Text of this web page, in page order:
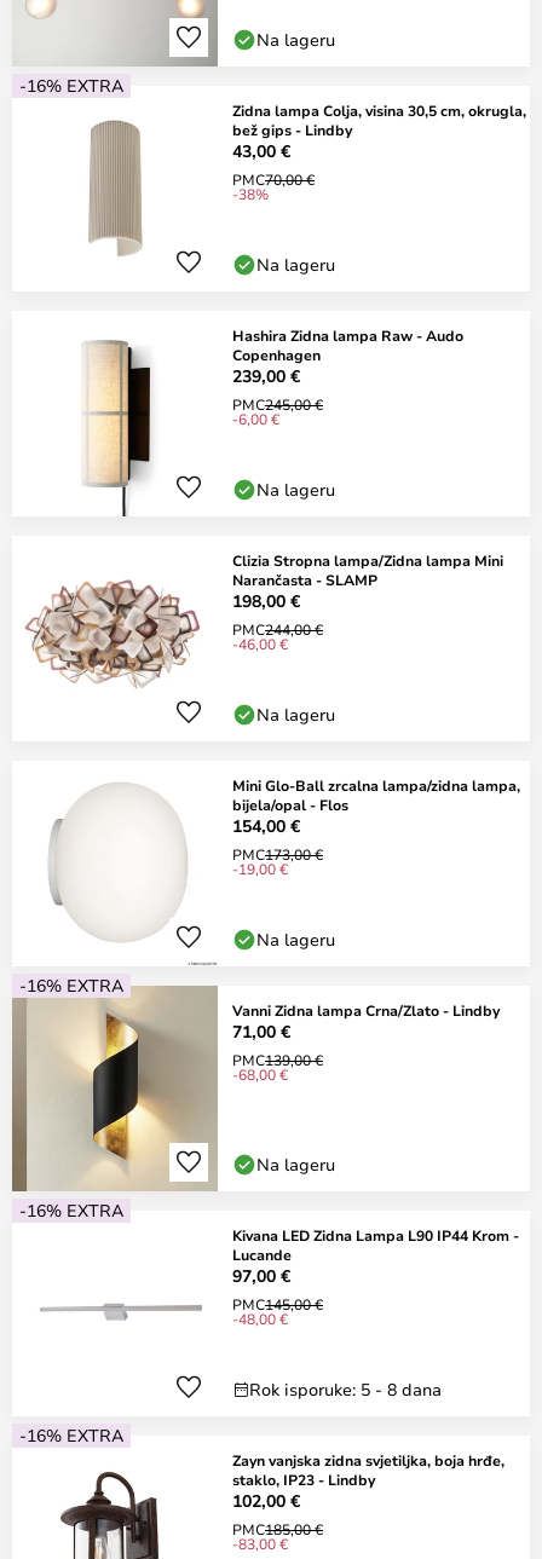
Na lageru
-16% EXTRA
Zidna lampa Colja, visina 30,5 cm, okrugla,
bež gips - Lindby
43,00 €
PMC70,00 €
-38%
Na lageru
Hashira Zidna lampa Raw - Audo
Copenhagen
239,00 €
PMC245,00 €
-6,00 €
Na lageru
Clizia Stropna lampa/Zidna lampa Mini
Narančasta - SLAMP
198,00 €
PMC244,00 €
-46,00 €
Na lageru
Mini Glo-Ball zrcalna lampa/zidna lampa,
bijela/opal - Flos
154,00 €
PMC173,00 €
-19,00 €
Na lageru
-16% EXTRA
Vanni Zidna lampa Crna/Zlato - Lindby
71,00 €
PMC139,00 €
-68,00 €
Na lageru
-16% EXTRA
Kivana LED Zidna Lampa L90 IP44 Krom -
Lucande
97,00 €
PMC145,00 €
-48,00 €
Rok isporuke: 5 - 8 dana
-16% EXTRA
Zayn vanjska zidna svjetiljka, boja hrđe,
staklo, IP23 - Lindby
102,00 €
PMC185,00 €
-83,00 €